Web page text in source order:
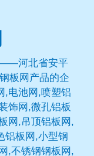
——河北省安平
板网产品的企
,电池网,喷塑铝
饰网,微孔铝板
网,吊顶铝板网,
铝板网,小型钢
,不锈钢钢板网,